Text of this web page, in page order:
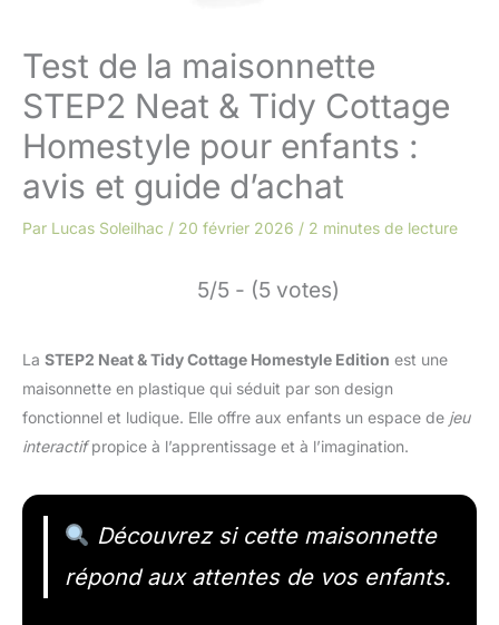
Test de la maisonnette
STEP2 Neat & Tidy Cottage
Homestyle pour enfants :
avis et guide d’achat
Par Lucas Soleilhac / 20 février 2026 / 2 minutes de lecture
5/5 - (5 votes)
La STEP2 Neat & Tidy Cottage Homestyle Edition est une
maisonnette en plastique qui séduit par son design
fonctionnel et ludique. Elle offre aux enfants un espace de jeu
interactifpropice à l’apprentissage et à l’imagination.
Découvrez si cette maisonnette
répond aux attentes de vos enfants.